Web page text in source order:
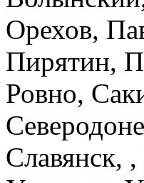
Орехов,
Пирятин,
Ровно,
Славянск,